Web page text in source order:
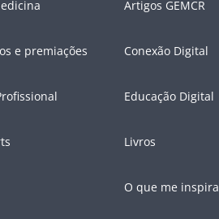
Artigos GEMCR
e premiações Conexão Digital
Educação Digital
Livros
O que me inspira